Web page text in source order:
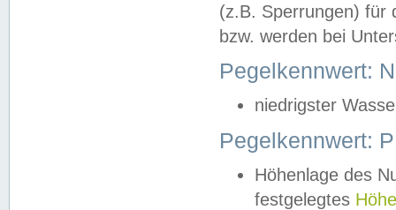
(z.B. Sperrungen) für
bzw. werden bei
Pegelkennwert:
niedrigster
Pegelkennwert:
Höhenlage des
festgelegtes